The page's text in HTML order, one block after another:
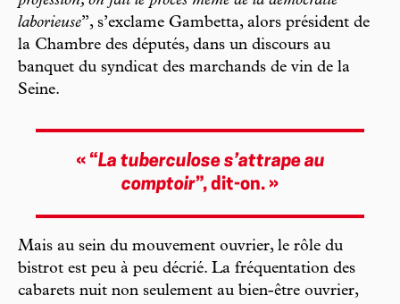
laborieuse”, s’exclame Gambetta, alors président de
la Chambre des députés, dans un discours au
banquet du syndicat des marchands de vin de la
Seine.
« “La tuberculose s’attrape au
comptoir”, dit-on. »
Mais au sein du mouvement ouvrier, le rôle du
bistrot est peu à peu décrié. La fréquentation des
cabarets nuit non seulement au bien-être ouvrier,